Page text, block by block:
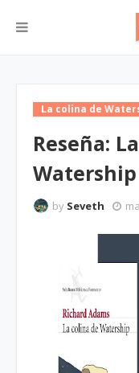
La colina de
Reseña:
by Seveth